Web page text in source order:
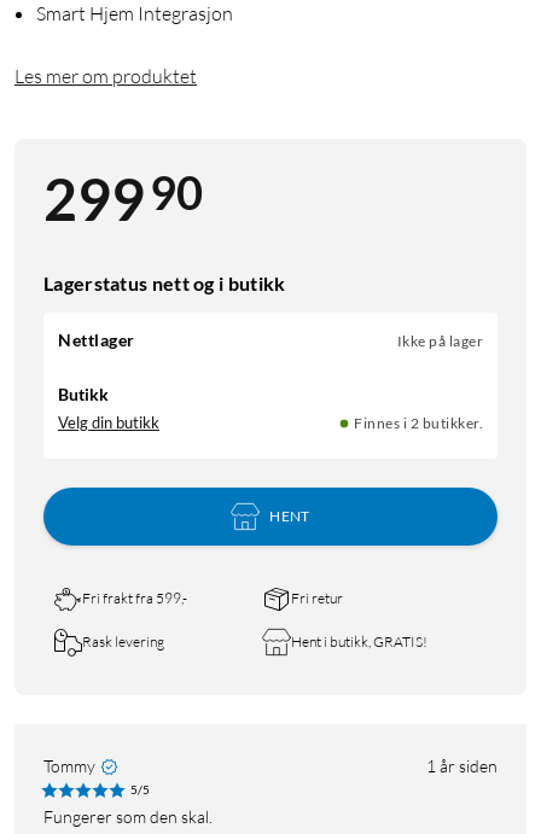
Smart Hjem Integrasjon
Les mer om produktet
29990
Lagerstatus nett og i butikk
Nettlager Ikke på lager
Butikk
Velg din butikk Finnes i 2 butikker.
HENT
Fri frakt fra 599,- Fri retur
Rask levering Hent i butikk, GRATIS!
Tommy 1 år siden
5/5
Fungerer som den skal.